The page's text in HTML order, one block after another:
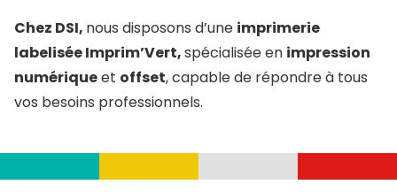
Chez DSI, nous disposons d’une imprimerie
labelisée Imprim’Vert,spécialisée en impression
numériqueet offset, capable de répondre à tous
vos besoins professionnels.